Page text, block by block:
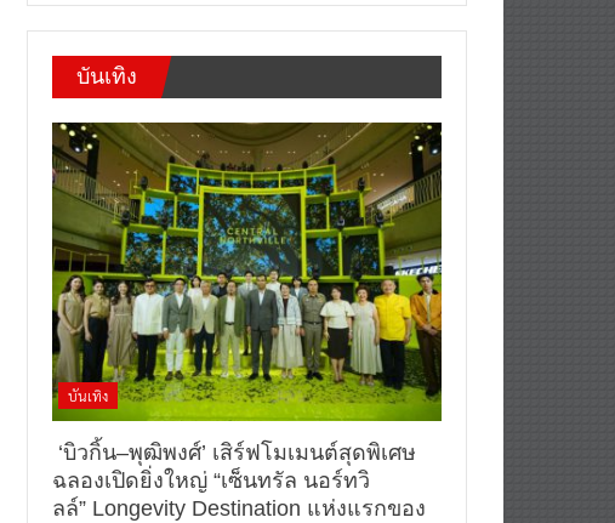
บันเทิง
บันเทิง
‘บิวกิ้น–พุฒิพงศ์’ เสิร์ฟโมเมนต์สุดพิเศษ
ฉลองเปิดยิ่งใหญ่ “เซ็นทรัล นอร์ทวิ
ลล์” Longevity Destination แห่งแรกของ